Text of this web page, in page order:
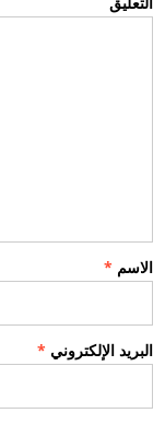
الاسم *
البريد الإلكتروني *